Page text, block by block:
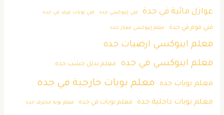
عوازل مائية في جدة فني إيبوكسي جده فني بويات غرف في جده
فني فوم في جدة معلم إيبوكسي ممتاز جده
معلم ايبوكسي ارضيات جده
معلم ايبوكسي في جده
معلم بديل خشب حده
معلم بويات جده معلم بويات خارجية في جده
معلم بويات داخلية جده معلم بويات في جده معلم بويه محترف جده